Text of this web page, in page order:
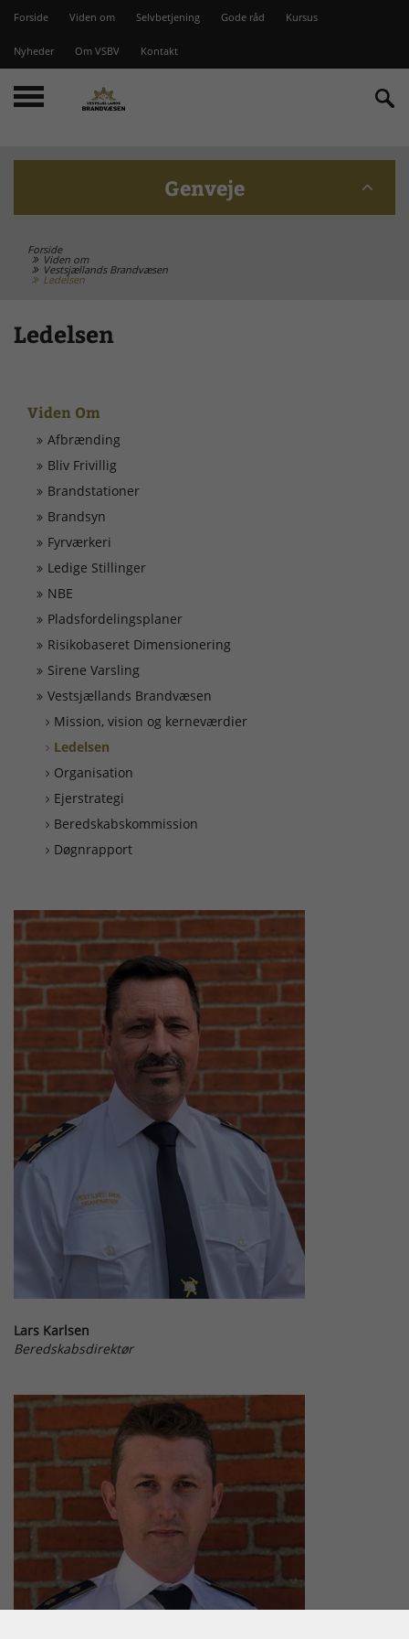
Forside Viden om Selvbetjening Gode råd Kursus
Nyheder Om VSBV Kontakt
Genveje
Beredskabskommission
Døgnrapport
EAN nummer
Fyrværkeri
Kontakt
Ledige Stillinger
Skorsten
Tilslutning af alarmer
Forside
Viden om
Vestsjællands Brandvæsen
Ledelsen
Ledelsen
Viden Om
Afbrænding
Bliv Frivillig
Brandstationer
Brandsyn
Fyrværkeri
Ledige Stillinger
NBE
Pladsfordelingsplaner
Risikobaseret Dimensionering
Sirene Varsling
Vestsjællands Brandvæsen
Mission, vision og kerneværdier
Ledelsen
Organisation
Ejerstrategi
Beredskabskommission
Døgnrapport
Lars Karlsen
Beredskabsdirektør